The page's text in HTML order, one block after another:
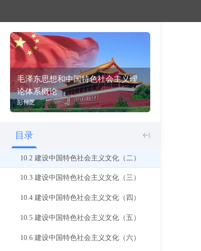
毛泽东思想和中国特色社会主义理
论体系概论
彭付芝
目录
9.5 建设中国特色社会主义政治（五）
9.6 建设中国特色社会主义政治（六）
9.7 建设中国特色社会主义政治（七）
9.8 建设中国特色社会主义政治（八）
10.1 建设中国特色社会主义文化（一）
10.2 建设中国特色社会主义文化（二）
10.3 建设中国特色社会主义文化（三）
10.4 建设中国特色社会主义文化（四）
10.5 建设中国特色社会主义文化（五）
10.6 建设中国特色社会主义文化（六）